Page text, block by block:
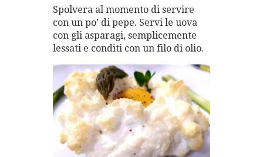
Spolvera al momento di servire
con un po’ di pepe. Servi le uova
con gli asparagi, semplicemente
lessati e conditi con un filo di olio.